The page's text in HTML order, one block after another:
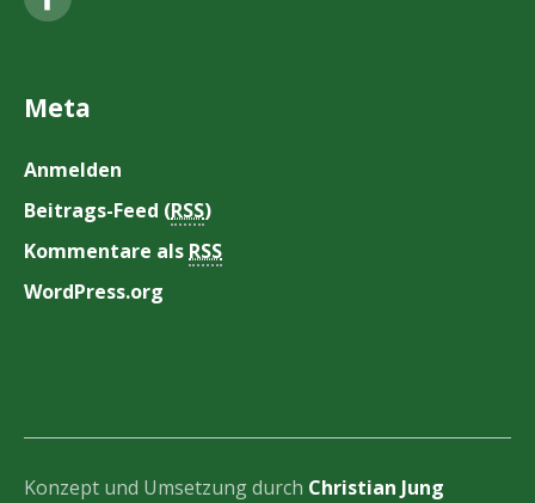
Meta
Anmelden
Beitrags-Feed (RSS)
Kommentare als RSS
WordPress.org
Konzept und Umsetzung durch Christian Jung